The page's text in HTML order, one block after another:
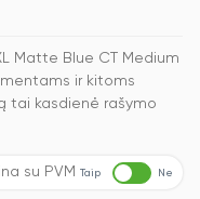
Matte Blue CT Medium
ir kitoms
tai kasdienė rašymo
su PVM Taip Ne